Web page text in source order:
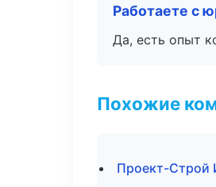
Работаете с
Да, есть опыт
Похожие
Проект-Строй